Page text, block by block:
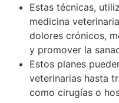
Estas técnicas,
medicina
dolores crónicos,
y promover la
Estos planes
veterinarias hasta
como cirugías o